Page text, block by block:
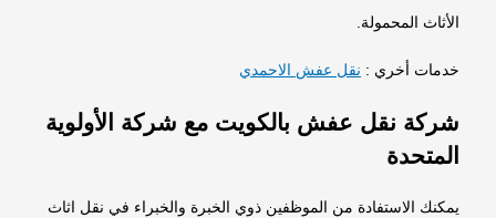
الأثاث المحمولة.
خدمات أخري : نقل عفش الاحمدي
شركة نقل عفش بالكويت مع شركة الأولوية
المتحدة
يمكنك الاستفادة من الموظفين ذوي الخبرة والخبراء في نقل اثاث